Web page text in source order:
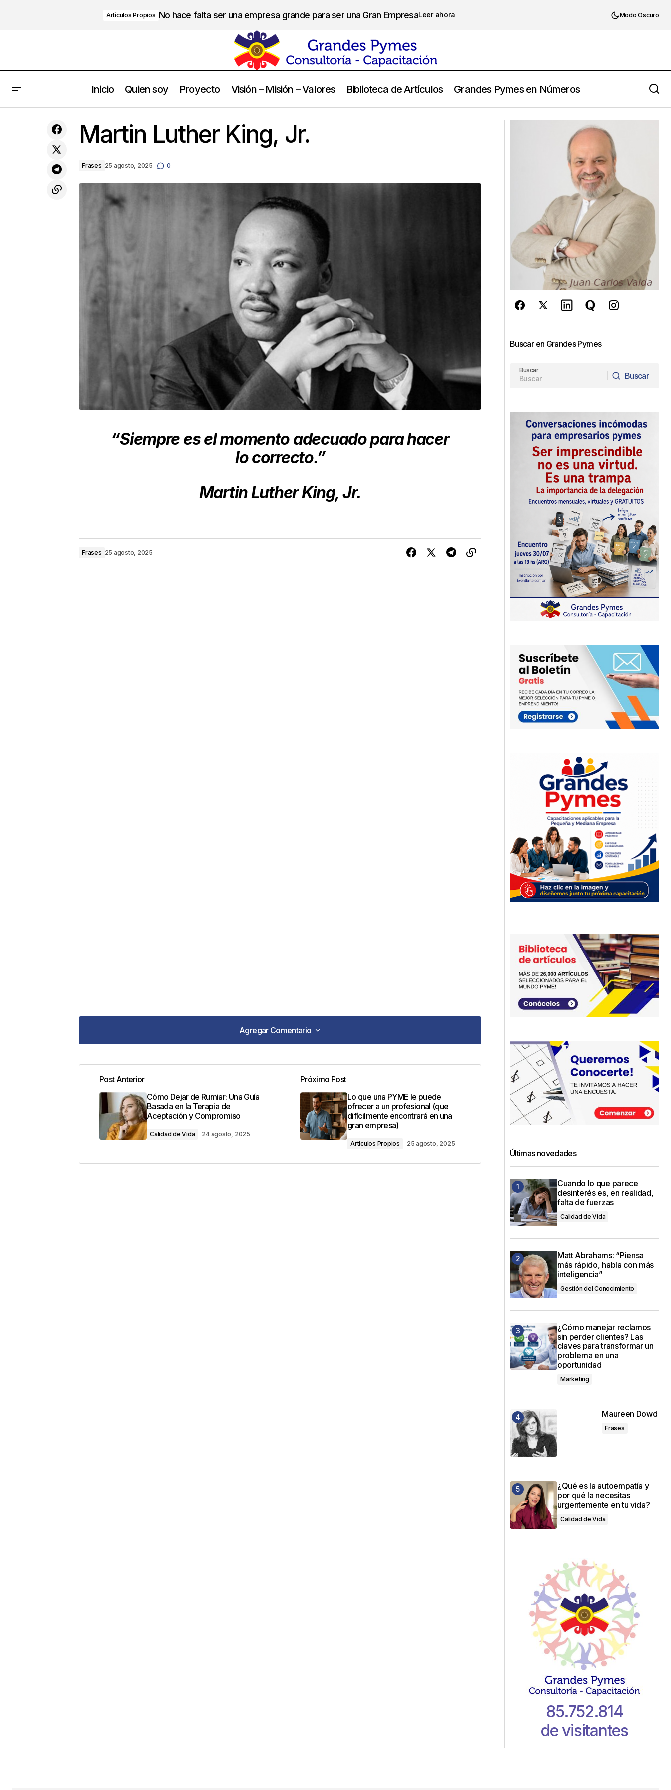
Artículos Propios No hace falta ser una empresa grande para ser una Gran EmpresaLeer ahora Modo Oscuro
Inicio Quien soy Proyecto Visión – Misión – Valores Biblioteca de Artículos Grandes Pymes en Números
Basada en la Terapia de Aceptación y
Compromiso
encontrará en una gran empresa)
Martin Luther King, Jr.
Frases 25 agosto, 2025 0
“Siempre es el momento adecuado para hacer
lo correcto.”
Martin Luther King, Jr.
Frases 25 agosto, 2025
Agregar Comentario
Agregar Comentario
Tu dirección de correo electrónico no será publicada.
Los campos obligatorios están marcados
con
Comentario*
Post Anterior
Cómo Dejar de Rumiar: Una Guía
Basada en la Terapia de
Aceptación y Compromiso
Calidad de Vida 24 agosto, 2025
Próximo Post
Lo que una PYME le puede
ofrecer a un profesional (que
difícilmente encontrará en una
gran empresa)
Artículos Propios 25 agosto, 2025
Buscar en Grandes Pymes
Buscar
Buscar
Últimas novedades
Cuando lo que parece
desinterés es, en realidad,
falta de fuerzas
Calidad de Vida
Matt Abrahams: “Piensa
más rápido, habla con más
inteligencia”
Gestión del Conocimiento
¿Cómo manejar reclamos
sin perder clientes? Las
claves para transformar un
problema en una
oportunidad
Marketing
Maureen Dowd
Frases
¿Qué es la autoempatía y
por qué la necesitas
urgentemente en tu vida?
Calidad de Vida
85.752.814
de visitantes